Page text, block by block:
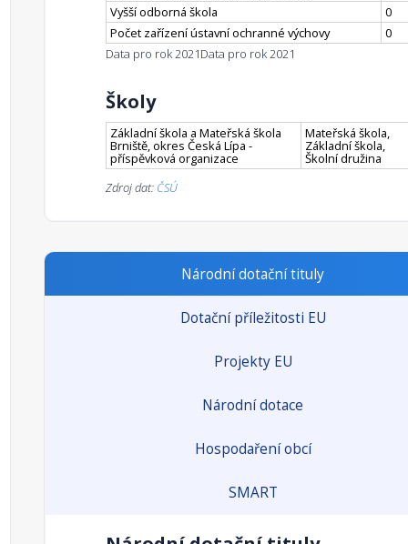
Vyšší odborná škola
0
Počet zařízení ústavní ochranné výchovy
0
Data pro rok 2021Data pro rok 2021
Školy
Základní škola a Mateřská škola
Brniště, okres Česká Lípa -
příspěvková organizace
Mateřská škola,
Základní škola,
Školní družina
Zdroj dat: ČSÚ
Národní dotační tituly
Dotační příležitosti EU
Projekty EU
Národní dotace
Hospodaření obcí
SMART